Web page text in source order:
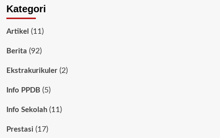
Kategori
Artikel (11)
Berita (92)
Ekstrakurikuler(2)
Info PPDB(5)
Info Sekolah(11)
Prestasi (17)